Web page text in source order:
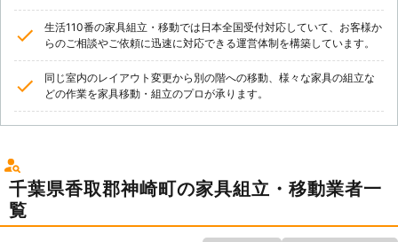
生活110番の家具組立・移動では日本全国受付対応していて、お客様か
らのご相談やご依頼に迅速に対応できる運営体制を構築しています。
同じ室内のレイアウト変更から別の階への移動、様々な家具の組立な
どの作業を家具移動・組立のプロが承ります。
千葉県香取郡神崎町の家具組立・移動業者一
覧